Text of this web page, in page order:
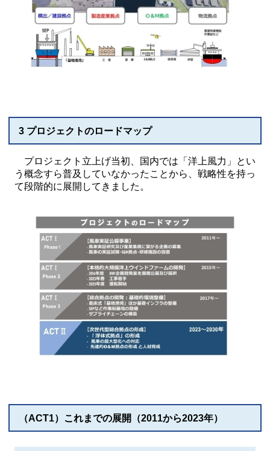
3 プロジェクトのロードマップ
プロジェクト立上げ当初、国内では「洋上風力」とい
う概念すら普及していなかったことから、戦略性を持っ
て段階的に展開してきました。
（ACT1）これまでの展開（2011から2023年）